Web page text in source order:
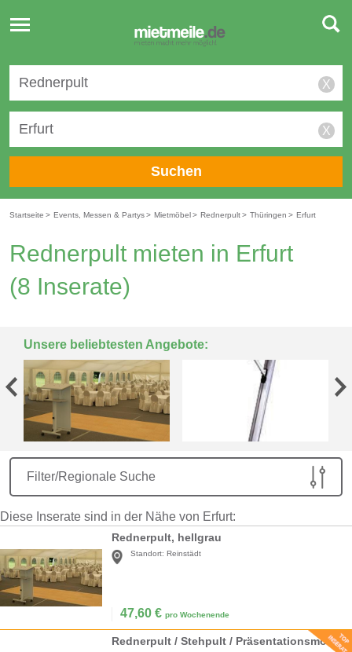
Toggle
navigation
X
X
Suchen
Startseite > Events, Messen & Partys> Mietmöbel> Rednerpult> Thüringen > Erfurt
Rednerpult mieten in Erfurt
(8 Inserate)
Unsere beliebtesten Angebote:
Filter/Regionale Suche
Diese Inserate sind in der Nähe von Erfurt:
Rednerpult, hellgrau
Standort: Reinstädt
47,60 € pro Wochenende
Rednerpult / Stehpult / Präsentationsmöbel